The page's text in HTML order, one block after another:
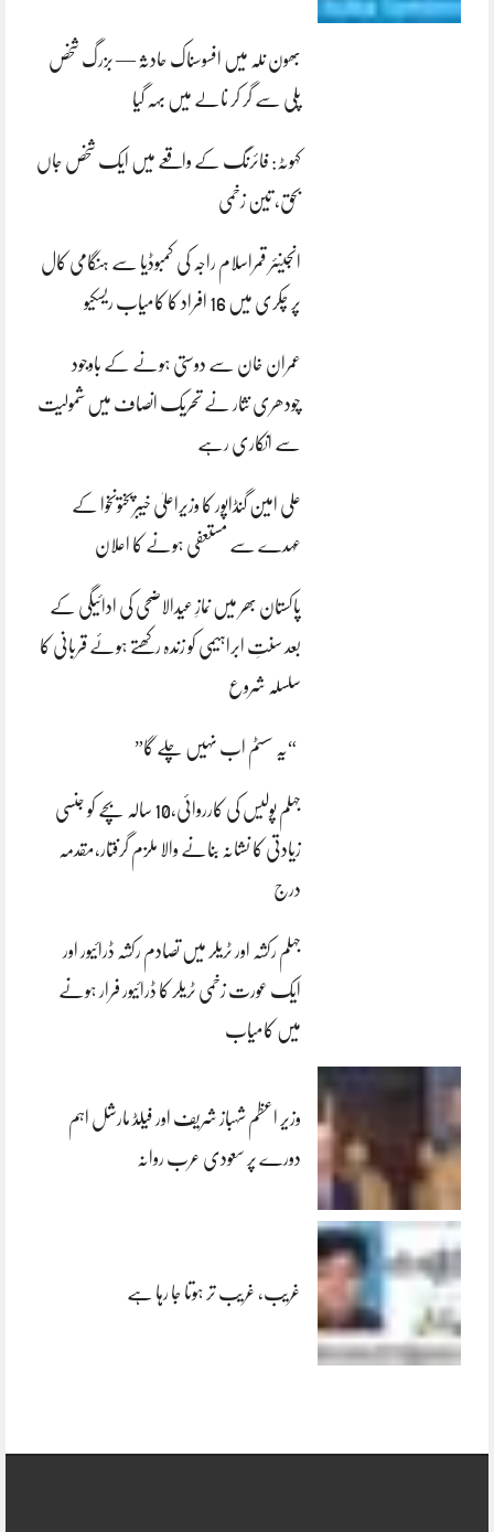
بھون نلہ میں افسوسناک حادثہ — بزرگ شخص
پلی سے گر کر نالے میں بہہ گیا
کہوٹہ: فائرنگ کے واقعے میں ایک شخص جاں
بحق، تین زخمی
انجینئر قمراسلام راجہ کی کمبوڈیا سے ہنگامی کال
پر چکری میں 16 افراد کا کامیاب ریسکیو
عمران خان سے دوستی ہونے کے باوجود
چودھری نثار نے تحریک انصاف میں شمولیت
سے انکاری رہے
علی امین گنڈاپور کا وزیراعلیٰ خیبرپختونخوا کے
عہدے سے مستعفی ہونے کا اعلان
پاکستان بھر میں نمازِ عیدالاضحی کی ادائیگی کے
بعد سنتِ ابراہیمی کو زندہ رکھتے ہوئے قربانی کا
سلسلہ شروع
“یہ سسٹم اب نہیں چلے گا”
جہلم پولیس کی کارروائی،10 سالہ بچے کو جنسی
زیادتی کا نشانہ بنانے والا ملزم گرفتار،مقدمہ
درج
جہلم رکشہ اور ٹریلر میں تصادم رکشہ ڈرائیور اور
ایک عورت زخمی ٹریلر کا ڈرائیور فرار ہونے
میں کامیاب
وزیر اعظم شہباز شریف اور فیلڈ مارشل اہم
دورے پر سعودی عرب روانہ
غریب، غریب تر ہوتا جا رہا ہے